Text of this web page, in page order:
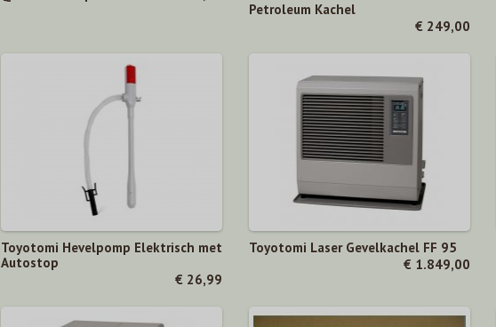
Petroleum Kachel
€ 249,00
Toyotomi Hevelpomp Elektrisch met
Autostop
€ 26,99
Toyotomi Laser Gevelkachel FF 95
€ 1.849,00